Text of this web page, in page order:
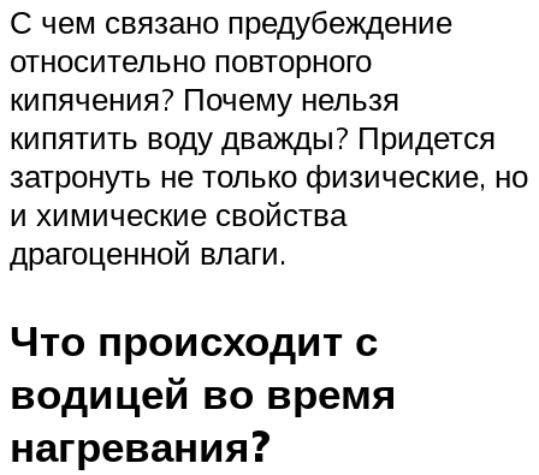
С чем связано предубеждение
относительно повторного
кипячения? Почему нельзя
кипятить воду дважды? Придется
затронуть не только физические, но
и химические свойства
драгоценной влаги.
Что происходит с
водицей во время
нагревания?